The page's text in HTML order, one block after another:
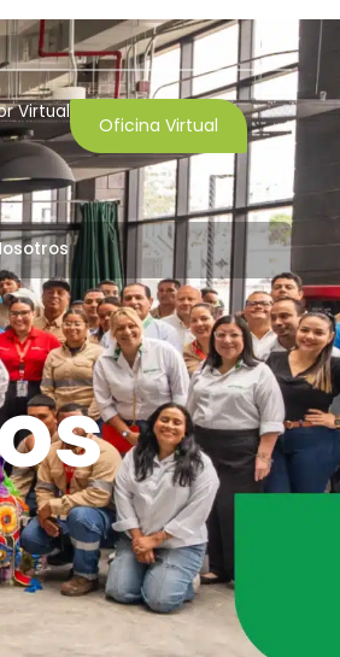
Virtual
Oficina Virtual